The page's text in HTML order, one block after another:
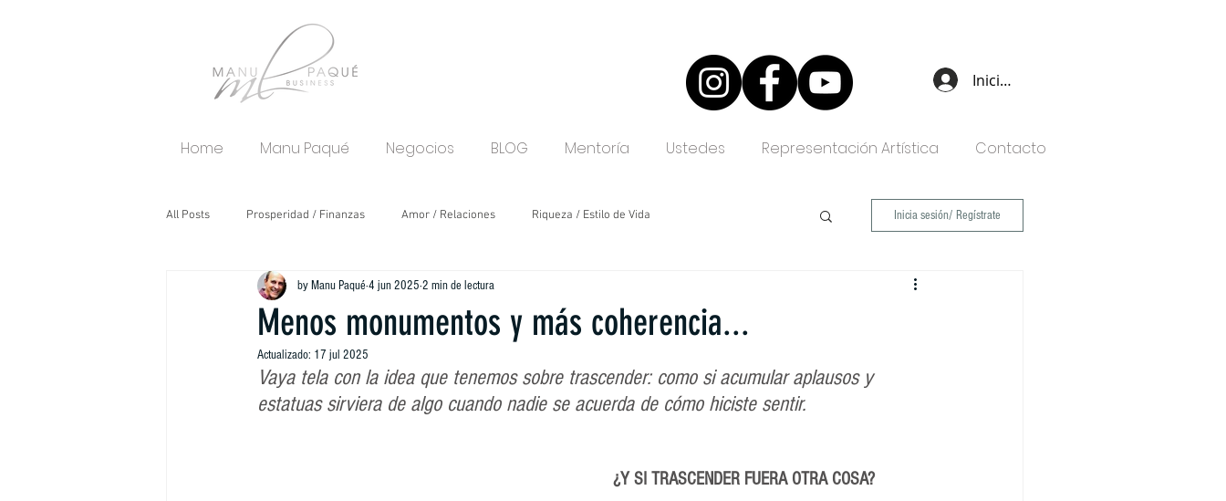
Iniciar sesión
Home Manu Paqué Negocios BLOG Mentoría Ustedes Representación Artística Contacto
All Posts Prosperidad / Finanzas Amor / Relaciones Riqueza / Estilo de Vida
Tips / Educación Financiera Vitalidad / Estilo de Vida
Inicia sesión/ Regístrate
Menos monumentos y más coherencia...
by Manu Paqué 4 jun 2025 2 min de lectura
Actualizado: 17 jul 2025
Vaya tela con la idea que tenemos sobre trascender: como si acumular aplausos y
estatuas sirviera de algo cuando nadie se acuerda de cómo hiciste sentir.
¿Y SI TRASCENDER FUERA OTRA COSA?